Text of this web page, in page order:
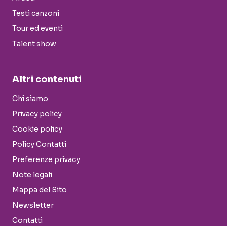
Testi canzoni
Tour ed eventi
Talent show
Altri contenuti
Chi siamo
Privacy policy
Cookie policy
Policy Contatti
Preferenze privacy
Note legali
Mappa del Sito
Newsletter
Contatti